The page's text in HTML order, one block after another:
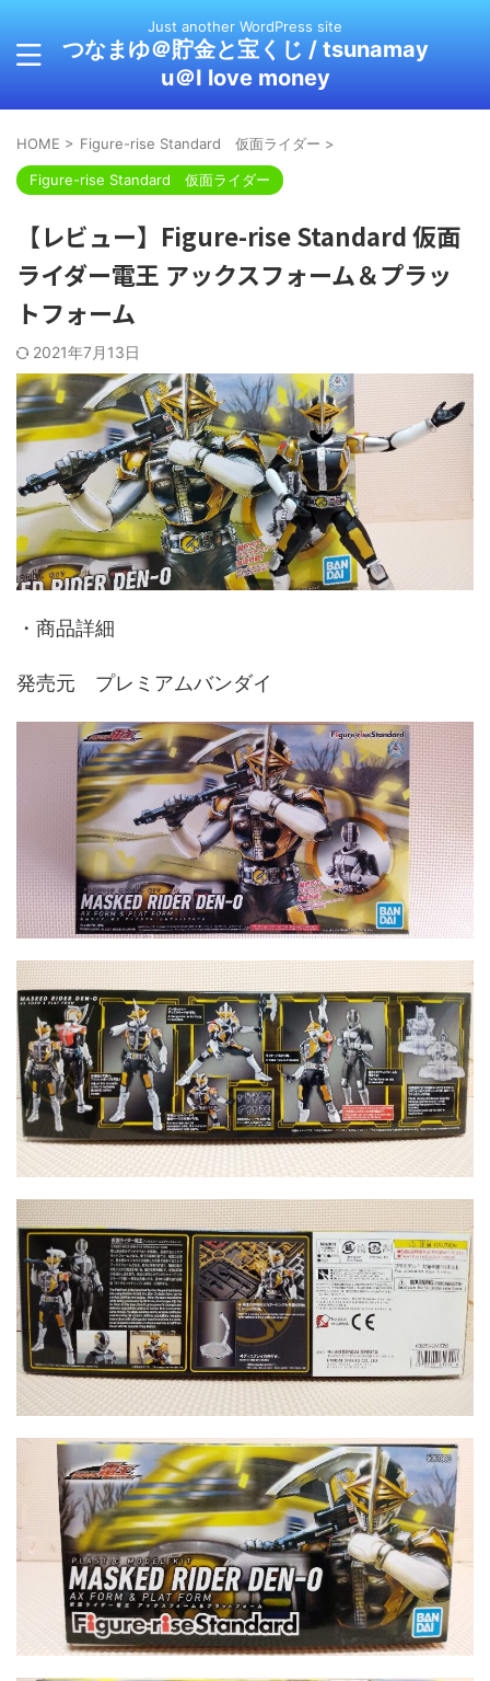
Just another WordPress site
つなまゆ＠貯金と宝くじ / tsunamay
u＠I love money
HOME > Figure-rise Standard 仮面ライダー >
Figure-rise Standard 仮面ライダー
【レビュー】Figure-rise Standard 仮面
ライダー電王 アックスフォーム＆プラッ
トフォーム
2021年7月13日
・商品詳細
発売元 プレミアムバンダイ